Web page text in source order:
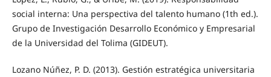
social interna: Una perspectiva del talento humano (1th ed.).
Grupo de Investigación Desarrollo Económico y Empresarial
de la Universidad del Tolima (GIDEUT).
Lozano Núñez, P. D. (2013). Gestión estratégica universitaria